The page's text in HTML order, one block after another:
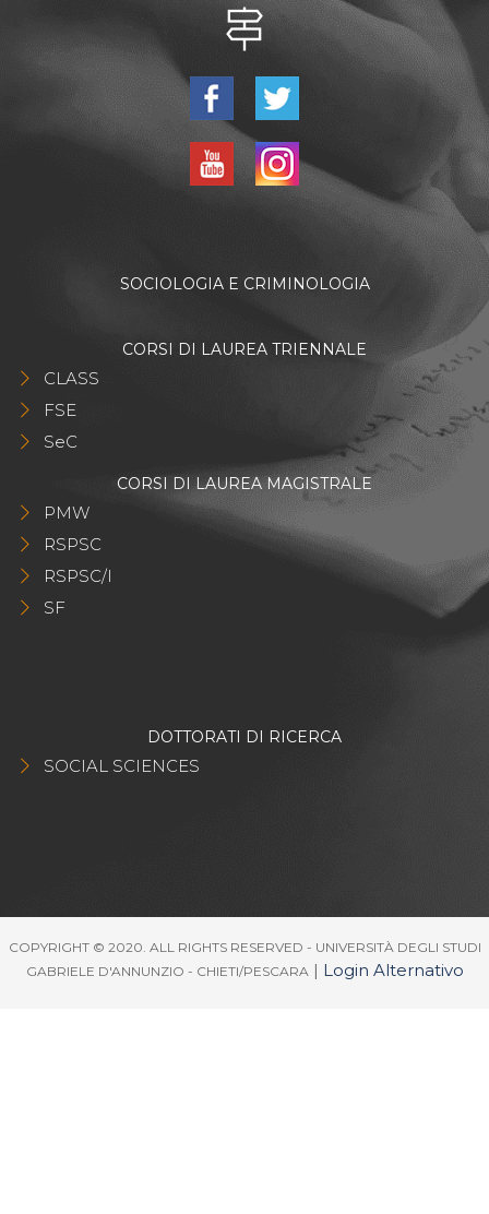
SOCIOLOGIA E CRIMINOLOGIA
CORSI DI LAUREA TRIENNALE
CLASS
FSE
SeC
CORSI DI LAUREA MAGISTRALE
PMW
RSPSC
RSPSC/I
SF
DOTTORATI DI RICERCA
SOCIAL SCIENCES
COPYRIGHT © 2020. ALL RIGHTS RESERVED - UNIVERSITÀ DEGLI STUDI
GABRIELE D'ANNUNZIO - CHIETI/PESCARA| Login Alternativo